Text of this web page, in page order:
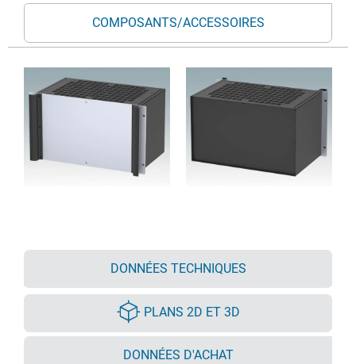
COMPOSANTS/ACCESSOIRES
DONNÉES TECHNIQUES
PLANS 2D ET 3D
DONNÉES D'ACHAT